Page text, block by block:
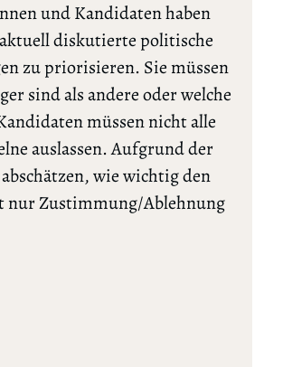
und Kandidaten haben
diskutierte politische
zu priorisieren. Sie müssen
sind als andere oder welche
müssen nicht alle
auslassen. Aufgrund der
wie wichtig den
nur Zustimmung/Ablehnung